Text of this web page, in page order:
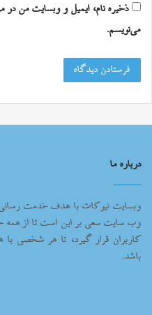
ذخیره نام، ایمیل و وبسایت من در
می‌نویسم.
درباره ما
وبسایت نیوکات با هدف خدمت رسانی
وب سایت سعی بر این است تا از همه
کاربران قرار گیرد، تا هر شخصی با
باشد.